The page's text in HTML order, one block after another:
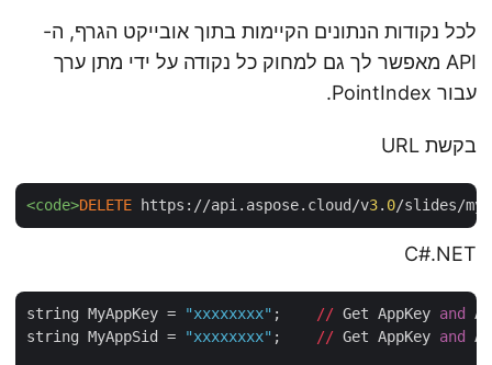
לכל נקודות הנתונים הקיימות בתוך אובייקט הגרף, ה-
API מאפשר לך גם למחוק כל נקודה על ידי מתן ערך
עבור PointIndex.
בקשת URL
<code>DELETE https://api.aspose.cloud/v3.0/slides/
C#.NET
string MyAppKey = "xxxxxxxx" ; // Get AppKey and
string MyAppSid = "xxxxxxxx" ; // Get AppKey and